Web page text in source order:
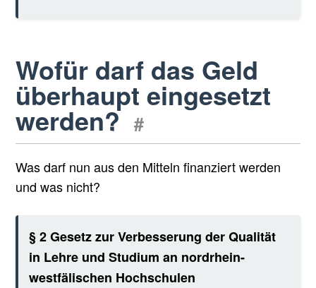
Wofür darf das Geld
überhaupt eingesetzt
werden? #
Was darf nun aus den Mitteln finanziert werden
und was nicht?
§ 2 Gesetz zur Verbesserung der Qualität
in Lehre und Studium an nordrhein-
westfälischen Hochschulen